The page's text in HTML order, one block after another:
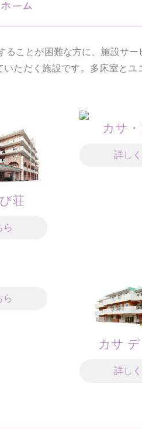
ことが困難な方に、施設サー
ただく施設です。多床室とユ
荘
ら
カサ
詳し
ら
カサ
詳し